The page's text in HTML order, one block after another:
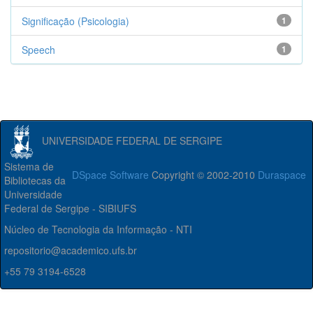
1
Significação (Psicologia)
1
Speech
UNIVERSIDADE FEDERAL DE SERGIPE
DSpace Software Copyright © 2002-2010 Duraspace
Sistema de
Bibliotecas da
Universidade
Federal de Sergipe - SIBIUFS
Núcleo de Tecnologia da Informação - NTI
repositorio@academico.ufs.br
+55 79 3194-6528